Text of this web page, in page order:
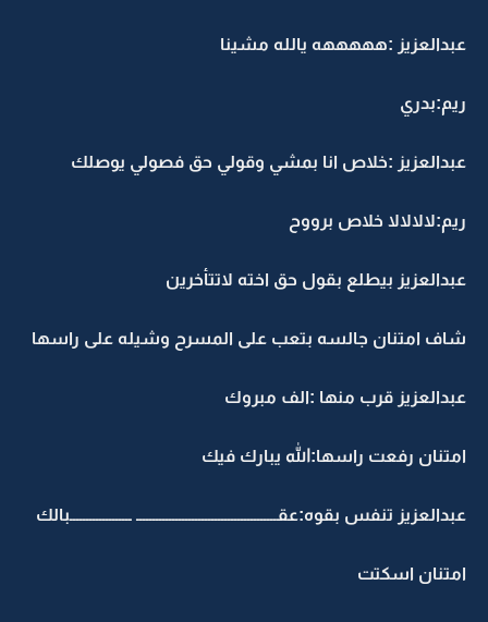
عبدالعزيز :هههههه يالله مشينا
ريم:بدري
عبدالعزيز :خلاص انا بمشي وقولي حق فصولي يوصلك
ريم:لالالالا خلاص برووح
عبدالعزيز بيطلع بقول حق اخته لاتتأخرين
شاف امتنان جالسه بتعب على المسرح وشيله على راسها
عبدالعزيز قرب منها :الف مبروك
امتنان رفعت راسها:الله يبارك فيك
عبدالعزيز تنفس بقوه:عقـــــــــــــــــــــــــــــــــــــــــــ ـــــــــــــــــــبالك
امتنان اسكتت